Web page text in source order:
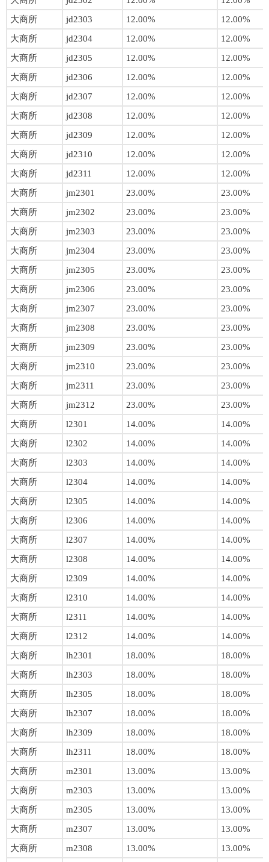
大商所
jd2303 12.00%
12.00%
大商所
jd2304 12.00%
12.00%
大商所
jd2305 12.00%
12.00%
大商所
jd2306 12.00%
12.00%
大商所
jd2307 12.00%
12.00%
大商所
jd2308 12.00%
12.00%
大商所
jd2309 12.00%
12.00%
大商所
jd2310 12.00%
12.00%
大商所
jd2311 12.00%
12.00%
大商所
jm2301 23.00%
23.00%
大商所
jm2302 23.00%
23.00%
大商所
jm2303 23.00%
23.00%
大商所
jm2304 23.00%
23.00%
大商所
jm2305 23.00%
23.00%
大商所
jm2306 23.00%
23.00%
大商所
jm2307 23.00%
23.00%
大商所
jm2308 23.00%
23.00%
大商所
jm2309 23.00%
23.00%
大商所
jm2310 23.00%
23.00%
大商所
jm2311 23.00%
23.00%
大商所
jm2312 23.00%
23.00%
大商所
l2301 14.00%
14.00%
大商所
l2302 14.00%
14.00%
大商所
l2303 14.00%
14.00%
大商所
l2304 14.00%
14.00%
大商所
l2305 14.00%
14.00%
大商所
l2306 14.00%
14.00%
大商所
l2307 14.00%
14.00%
大商所
l2308 14.00%
14.00%
大商所
l2309 14.00%
14.00%
大商所
l2310 14.00%
14.00%
大商所
l2311 14.00%
14.00%
大商所
l2312 14.00%
14.00%
大商所
lh2301 18.00%
18.00%
大商所
lh2303 18.00%
18.00%
大商所
lh2305 18.00%
18.00%
大商所
lh2307 18.00%
18.00%
大商所
lh2309 18.00%
18.00%
大商所
lh2311 18.00%
18.00%
大商所
m2301 13.00%
13.00%
大商所
m2303 13.00%
13.00%
大商所
m2305 13.00%
13.00%
大商所
m2307 13.00%
13.00%
大商所
m2308 13.00%
13.00%